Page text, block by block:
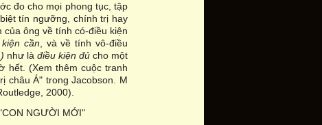
đo cho mọi phong tục, tập
tín ngưỡng, chính trị hay
của ông về tính có-điều kiện
cần , và về tính vô-điều
như là điều kiện đủ cho một
hết. (Xem thêm cuộc tranh
châu Á" trong Jacobson. M
2000).
NGƯỜI MỚI"